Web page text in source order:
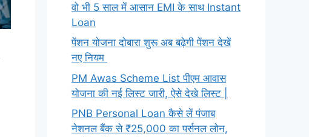
वो भी 5 साल में आसान EMI के साथ Instant
Loan
पेंशन योजना दोबारा शुरू अब बढ़ेगी पेंशन देखें
नए नियम
PM Awas Scheme List पीएम आवास
योजना की नई लिस्ट जारी, ऐसे देखे लिस्ट |
PNB Personal Loan कैसे लें पंजाब
नेशनल बैंक से ₹25,000 का पर्सनल लोन,